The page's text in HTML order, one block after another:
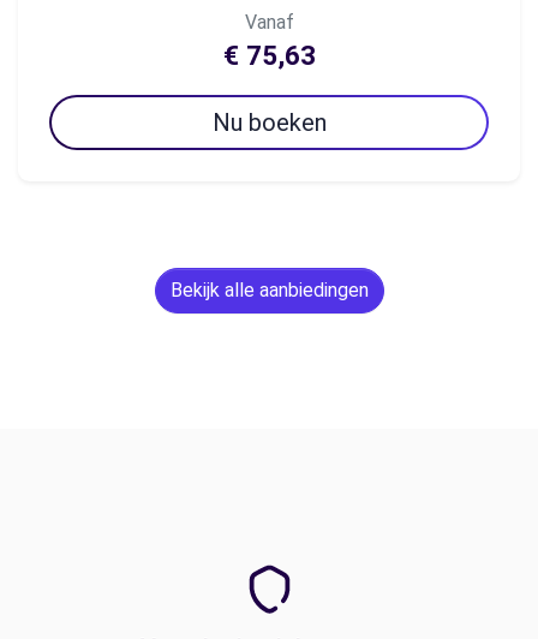
Vanaf
€ 75,63
Nu boeken
Bekijk alle aanbiedingen